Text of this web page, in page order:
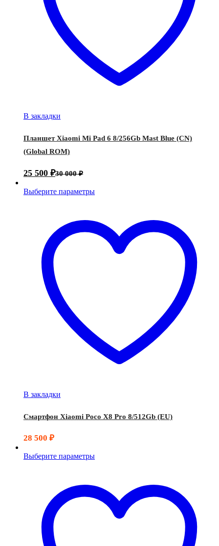
В закладки
Планшет Xiaomi Mi Pad 6 8/256Gb Mast Blue (CN)
(Global ROM)
25 500 ₽30 000₽
Выберите параметры
В закладки
Смартфон Xiaomi Poco X8 Pro 8/512Gb (EU)
28 500 ₽
Выберите параметры